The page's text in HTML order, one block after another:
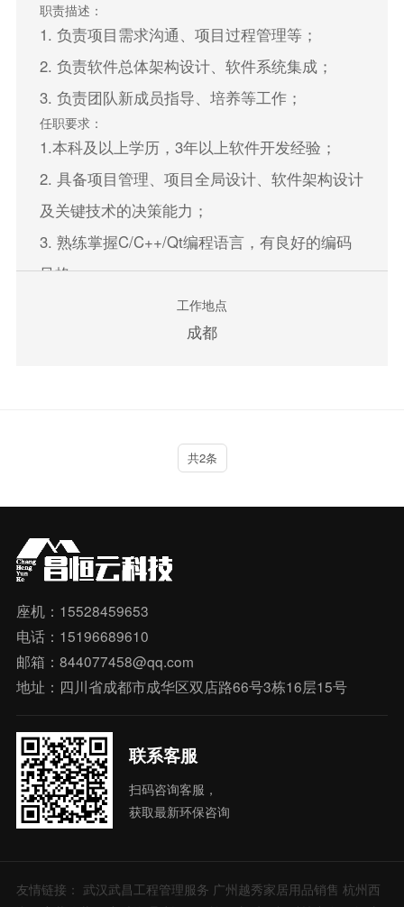
职责描述：
1. 负责项目需求沟通、项目过程管理等；
2. 负责软件总体架构设计、软件系统集成；
3. 负责团队新成员指导、培养等工作；
任职要求：
1.本科及以上学历，3年以上软件开发经验；
2. 具备项目管理、项目全局设计、软件架构设计
及关键技术的决策能力；
3. 熟练掌握C/C++/Qt编程语言，有良好的编码
风格；
4. 具有独立软件系统架构设计、软件集成、软件
工作地点
成都
共2条
座机：15528459653
电话：15196689610
邮箱：844077458@qq.com
地址：四川省成都市成华区双店路66号3栋16层15号
联系客服
扫码咨询客服，
获取最新环保咨询
友情链接： 武汉武昌工程管理服务 广州越秀家居用品销售 杭州西